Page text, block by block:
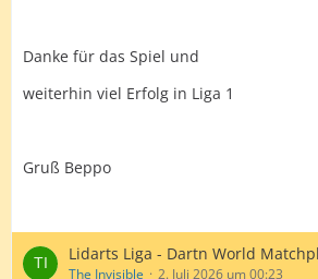
Danke für das Spiel und
weiterhin viel Erfolg in Liga 1
Gruß Beppo
Lidarts Liga - Dartn World
The Invisible 2. Juli 2026 um 00:23